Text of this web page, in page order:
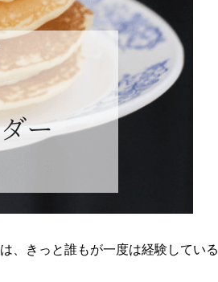
、きっと誰もが一度は経験している